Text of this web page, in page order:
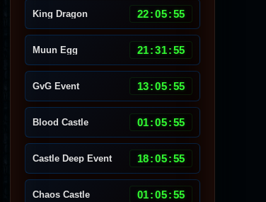
King Dragon 22:05:51
Muun Egg 21:31:51
GvG Event 13:05:51
Blood Castle 01:05:51
Castle Deep Event 18:05:51
Chaos Castle 01:05:51